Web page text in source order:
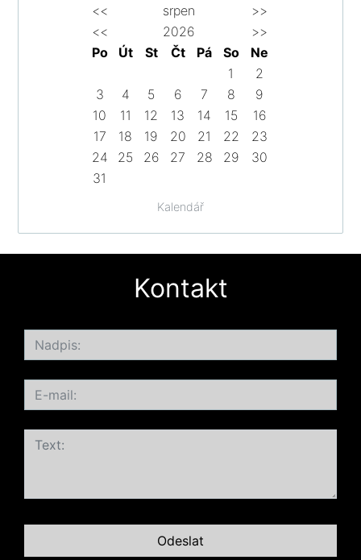
Kalendář
<< srpen
>>
<<
2026
>>
Po
Út St Čt Pá So
Ne
1
2
3
4 5 6 7 8
9
10
11 12 13 14 15
16
17
18 19 20 21 22
23
24
25 26 27 28 29
30
31
Kontakt